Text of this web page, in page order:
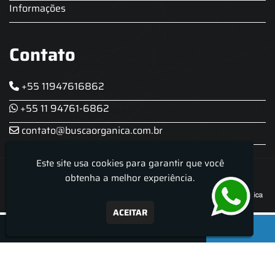
Informações
Contato
+55 11947616862
+55 11 94761-6862
contato@buscaorganica.com.br
Roda do Chopp - Aluguel De Chopeira
Este site usa cookies para garantir que você
obtenha a melhor experiência.
ACEITAR